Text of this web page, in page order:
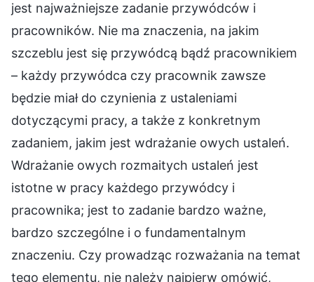
jest najważniejsze zadanie przywódców i
pracowników. Nie ma znaczenia, na jakim
szczeblu jest się przywódcą bądź pracownikiem
– każdy przywódca czy pracownik zawsze
będzie miał do czynienia z ustaleniami
dotyczącymi pracy, a także z konkretnym
zadaniem, jakim jest wdrażanie owych ustaleń.
Wdrażanie owych rozmaitych ustaleń jest
istotne w pracy każdego przywódcy i
pracownika; jest to zadanie bardzo ważne,
bardzo szczególne i o fundamentalnym
znaczeniu. Czy prowadząc rozważania na temat
tego elementu, nie należy najpierw omówić,